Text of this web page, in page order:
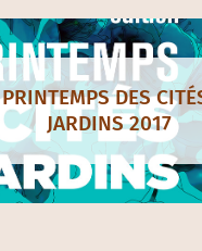
PRINTEMPS DES
JARDINS 2017